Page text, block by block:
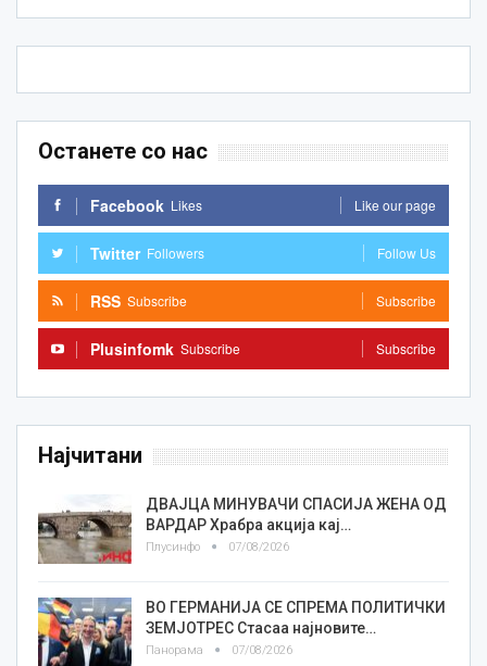
Останете со нас
Facebook Likes Like our page
Twitter Followers Follow Us
RSS Subscribe Subscribe
Plusinfomk Subscribe Subscribe
Најчитани
ДВАЈЦА МИНУВАЧИ СПАСИЈА ЖЕНА ОД
ВАРДАР Храбра акција кај…
Плусинфо 07/08/2026
ВО ГЕРМАНИЈА СЕ СПРЕМА ПОЛИТИЧКИ
ЗЕМЈОТРЕС Стасаа најновите…
Панорама 07/08/2026